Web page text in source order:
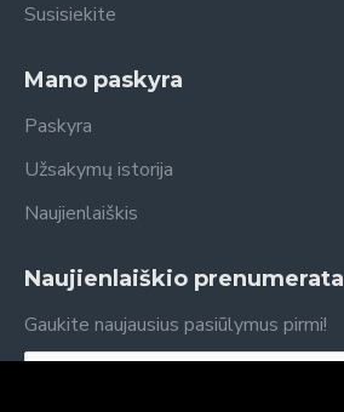
Susisiekite
Mano paskyra
Paskyra
Užsakymų istorija
Naujienlaiškis
Naujienlaiškio prenumerata
Gaukite naujausius pasiūlymus pirmi!